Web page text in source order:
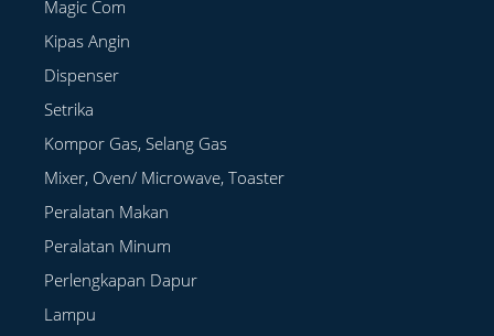
Magic Com
Kipas Angin
Dispenser
Setrika
Kompor Gas, Selang Gas
Mixer, Oven/ Microwave, Toaster
Peralatan Makan
Peralatan Minum
Perlengkapan Dapur
Lampu